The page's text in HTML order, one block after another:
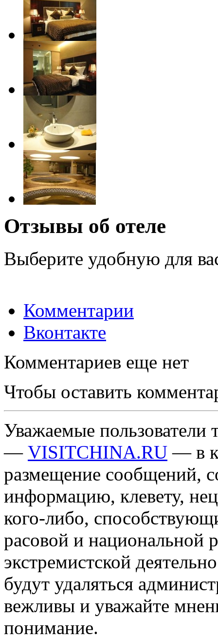
Отзывы об отеле
Выберите удобную для
Комментарии
Вконтакте
Комментариев еще нет
Чтобы оставить
Уважаемые пользователи
— VISITCHINA.RU — в
размещение сообщений,
информацию, клевету,
кого-либо,
расовой и национальной
экстремистской
будут удаляться
вежливы и уважайте
понимание.